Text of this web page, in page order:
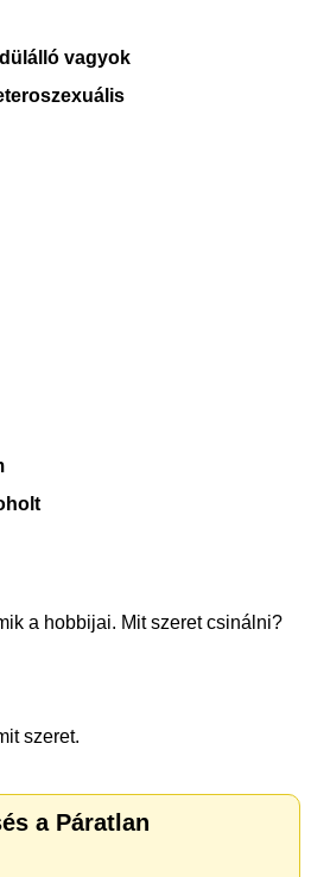
vagyok
a hobbijai. Mit szeret csinálni?
szeret.
a Páratlan